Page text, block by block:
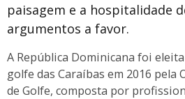
paisagem e a hospitalidade
argumentos a favor.
A República Dominicana foi
golfe das Caraíbas em 2016 pela
de Golfe, composta por